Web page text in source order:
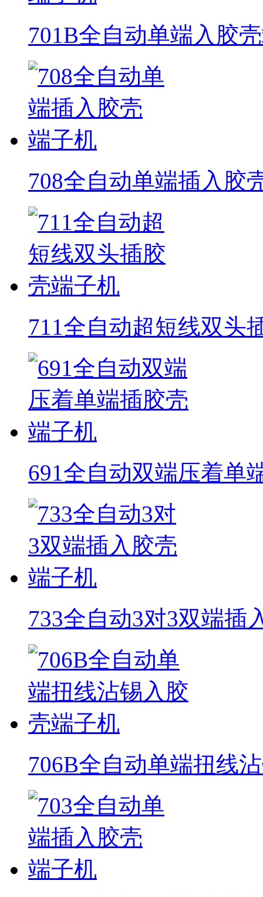
701B全自动单端入胶
708全自动单端插入胶
711全自动超短线双头
691全自动双端压着单
733全自动3对3双端插
706B全自动单端扭线